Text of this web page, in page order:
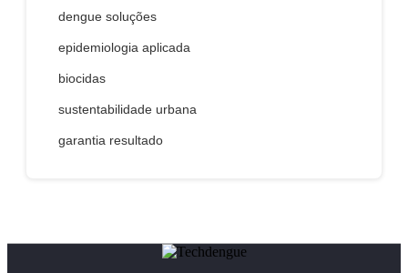
dengue soluções
epidemiologia aplicada
biocidas
sustentabilidade urbana
garantia resultado